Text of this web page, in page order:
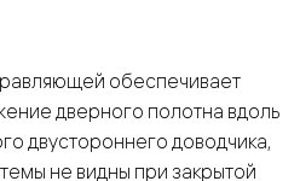
обеспечивает
дверного полотна вдоль
двустороннего доводчика,
не видны при закрытой